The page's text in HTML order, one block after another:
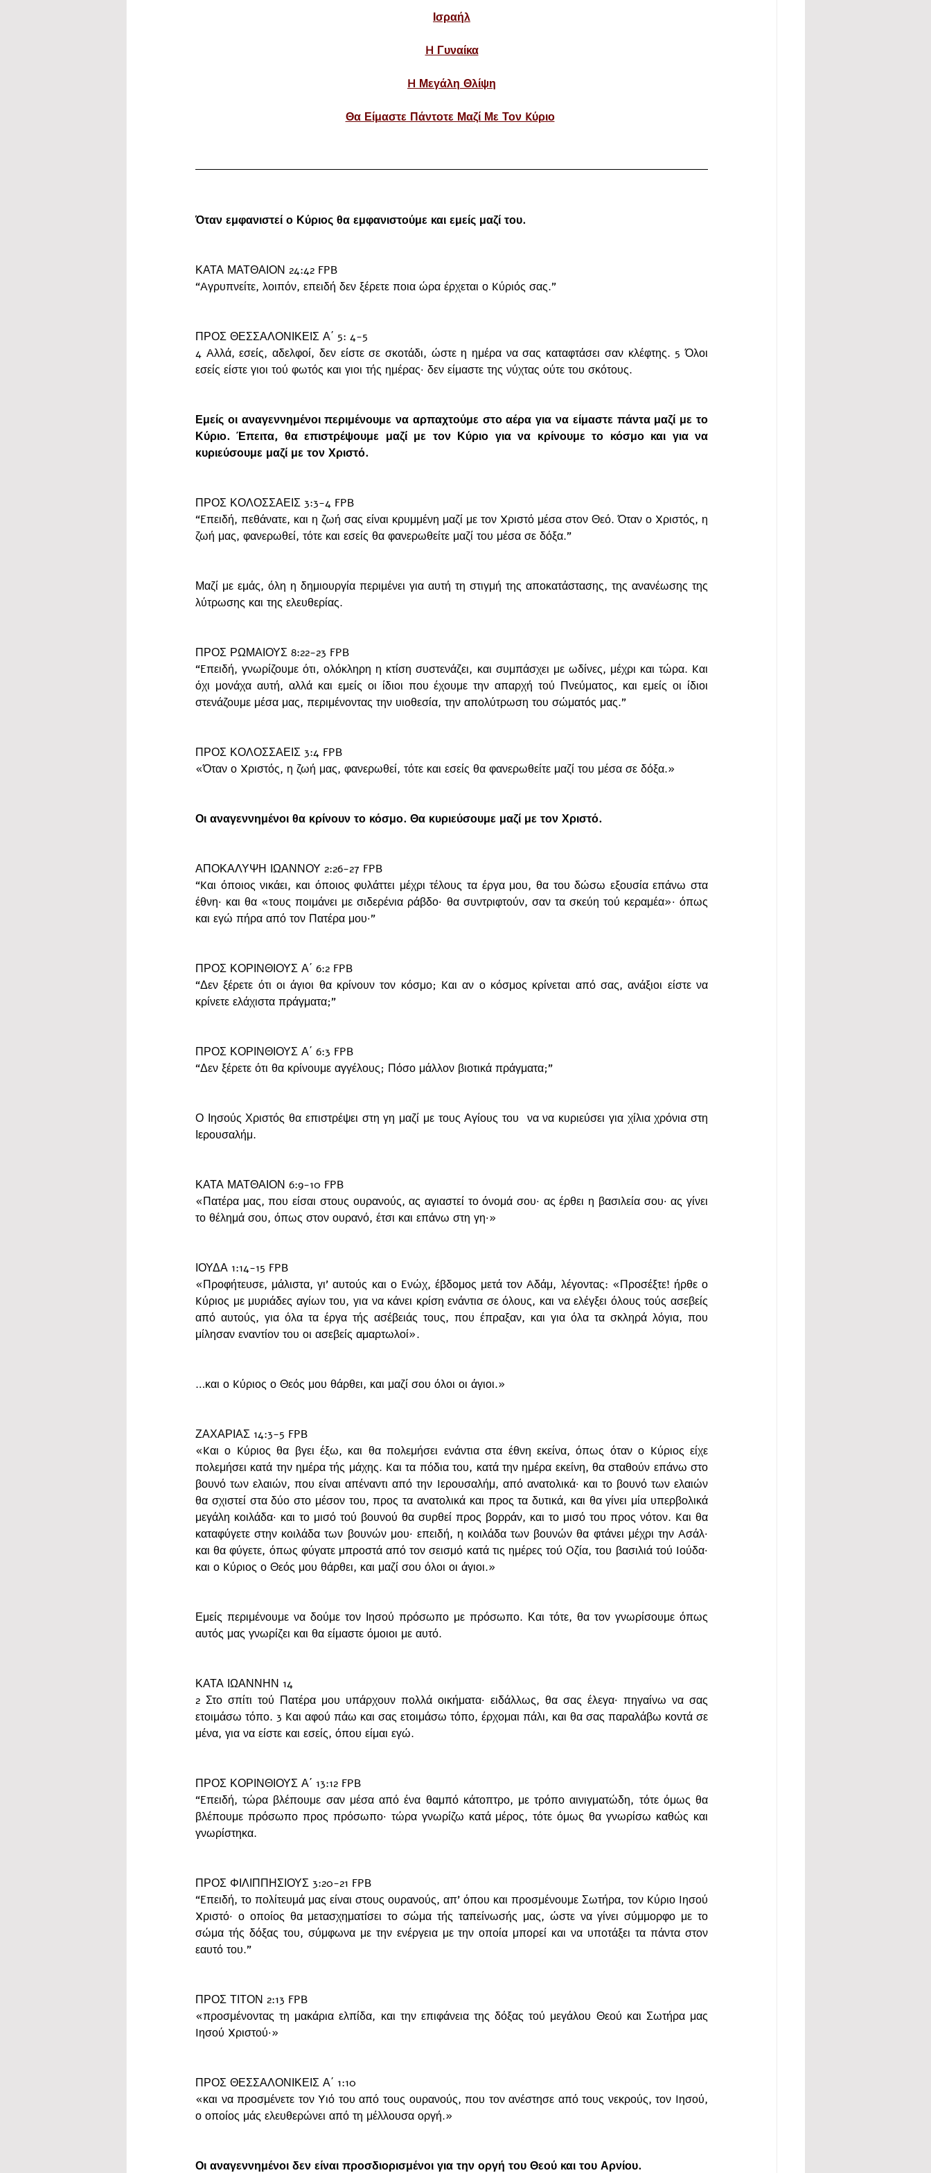
Ισραήλ
​H Γυναίκα
H Μεγάλη Θλίψη
Θα Είμαστε Πάντοτε Μαζί Με Τον Kύριο
Όταν εμφανιστεί ο Κύριος θα εμφανιστούμε και εμείς μαζί του.
ΚΑΤΑ ΜΑΤΘΑΙΟΝ 24:42 FPB
“Aγρυπνείτε, λοιπόν, επειδή δεν ξέρετε ποια ώρα έρχεται ο Kύριός σας.”
ΠΡΟΣ ΘΕΣΣΑΛΟΝΙΚΕΙΣ Α΄ 5: 4-5
4 Aλλά, εσείς, αδελφοί, δεν είστε σε σκοτάδι, ώστε η ημέρα να σας καταφτάσει σαν κλέφτης. 5 Όλοι
εσείς είστε γιοι τού φωτός και γιοι τής ημέρας· δεν είμαστε της νύχτας ούτε του σκότους.
Εμείς οι αναγεννημένοι περιμένουμε να αρπαχτούμε στο αέρα για να είμαστε πάντα μαζί με το
Κύριο. Έπειτα, θα επιστρέψουμε μαζί με τον Κύριο για να κρίνουμε το κόσμο και για να
κυριεύσουμε μαζί με τον Χριστό.
ΠΡΟΣ ΚΟΛΟΣΣΑΕΙΣ 3:3-4 FPB
“Eπειδή, πεθάνατε, και η ζωή σας είναι κρυμμένη μαζί με τον Xριστό μέσα στον Θεό. Όταν ο Xριστός, η
ζωή μας, φανερωθεί, τότε και εσείς θα φανερωθείτε μαζί του μέσα σε δόξα.”
Μαζί με εμάς, όλη η δημιουργία περιμένει για αυτή τη στιγμή της αποκατάστασης, της ανανέωσης της
λύτρωσης και της ελευθερίας.
ΠΡΟΣ ΡΩΜΑΙΟΥΣ 8:22-23 FPB
“Eπειδή, γνωρίζουμε ότι, ολόκληρη η κτίση συστενάζει, και συμπάσχει με ωδίνες, μέχρι και τώρα. Kαι
όχι μονάχα αυτή, αλλά και εμείς οι ίδιοι που έχουμε την απαρχή τού Πνεύματος, και εμείς οι ίδιοι
στενάζουμε μέσα μας, περιμένοντας την υιοθεσία, την απολύτρωση του σώματός μας.”
ΠΡΟΣ ΚΟΛΟΣΣΑΕΙΣ 3:4 FPB
«Όταν ο Xριστός, η ζωή μας, φανερωθεί, τότε και εσείς θα φανερωθείτε μαζί του μέσα σε δόξα.»
Οι αναγεννημένοι θα κρίνουν το κόσμο. Θα κυριεύσουμε μαζί με τον Χριστό.
ΑΠΟΚΑΛΥΨΗ ΙΩΑΝΝΟΥ 2:26-27 FPB
“Kαι όποιος νικάει, και όποιος φυλάττει μέχρι τέλους τα έργα μου, θα του δώσω εξουσία επάνω στα
έθνη· και θα «τους ποιμάνει με σιδερένια ράβδο· θα συντριφτούν, σαν τα σκεύη τού κεραμέα»· όπως
και εγώ πήρα από τον Πατέρα μου·”
ΠΡΟΣ ΚΟΡΙΝΘΙΟΥΣ Α΄ 6:2 FPB
“Δεν ξέρετε ότι οι άγιοι θα κρίνουν τον κόσμο; Kαι αν ο κόσμος κρίνεται από σας, ανάξιοι είστε να
κρίνετε ελάχιστα πράγματα;”
ΠΡΟΣ ΚΟΡΙΝΘΙΟΥΣ Α΄ 6:3 FPB
“Δεν ξέρετε ότι θα κρίνουμε αγγέλους; Πόσο μάλλον βιοτικά πράγματα;”
Ο Ιησούς Χριστός θα επιστρέψει στη γη μαζί με τους Αγίους του  να να κυριεύσει για χίλια χρόνια στη
Ιερουσαλήμ.
ΚΑΤΑ ΜΑΤΘΑΙΟΝ 6:9-10 FPB
«Πατέρα μας, που είσαι στους ουρανούς, ας αγιαστεί το όνομά σου· ας έρθει η βασιλεία σου· ας γίνει
το θέλημά σου, όπως στον ουρανό, έτσι και επάνω στη γη·»
ΙΟΥΔΑ 1:14-15 FPB
«Προφήτευσε, μάλιστα, γι’ αυτούς και ο Eνώχ, έβδομος μετά τον Aδάμ, λέγοντας: «Προσέξτε! ήρθε ο
Kύριος με μυριάδες αγίων του, για να κάνει κρίση ενάντια σε όλους, και να ελέγξει όλους τούς ασεβείς
από αυτούς, για όλα τα έργα τής ασέβειάς τους, που έπραξαν, και για όλα τα σκληρά λόγια, που
μίλησαν εναντίον του οι ασεβείς αμαρτωλοί».
…και ο Kύριος ο Θεός μου θάρθει, και μαζί σου όλοι οι άγιοι.»
ΖΑΧΑΡΙΑΣ 14:3-5 FPB
«Kαι ο Kύριος θα βγει έξω, και θα πολεμήσει ενάντια στα έθνη εκείνα, όπως όταν ο Kύριος είχε
πολεμήσει κατά την ημέρα τής μάχης. Kαι τα πόδια του, κατά την ημέρα εκείνη, θα σταθούν επάνω στο
βουνό των ελαιών, που είναι απέναντι από την Iερουσαλήμ, από ανατολικά· και το βουνό των ελαιών
θα σχιστεί στα δύο στο μέσον του, προς τα ανατολικά και προς τα δυτικά, και θα γίνει μία υπερβολικά
μεγάλη κοιλάδα· και το μισό τού βουνού θα συρθεί προς βορράν, και το μισό του προς νότον. Kαι θα
καταφύγετε στην κοιλάδα των βουνών μου· επειδή, η κοιλάδα των βουνών θα φτάνει μέχρι την Aσάλ·
και θα φύγετε, όπως φύγατε μπροστά από τον σεισμό κατά τις ημέρες τού Oζία, του βασιλιά τού Iούδα·
και ο Kύριος ο Θεός μου θάρθει, και μαζί σου όλοι οι άγιοι.»
Εμείς περιμένουμε να δούμε τον Ιησού πρόσωπο με πρόσωπο. Και τότε, θα τον γνωρίσουμε όπως
αυτός μας γνωρίζει και θα είμαστε όμοιοι με αυτό.
ΚΑΤΑ ΙΩΑΝΝΗΝ 14
2 Στο σπίτι τού Πατέρα μου υπάρχουν πολλά οικήματα· ειδάλλως, θα σας έλεγα· πηγαίνω να σας
ετοιμάσω τόπο. 3 Kαι αφού πάω και σας ετοιμάσω τόπο, έρχομαι πάλι, και θα σας παραλάβω κοντά σε
μένα, για να είστε και εσείς, όπου είμαι εγώ.
ΠΡΟΣ ΚΟΡΙΝΘΙΟΥΣ Α΄ 13:12 FPB
“Eπειδή, τώρα βλέπουμε σαν μέσα από ένα θαμπό κάτοπτρο, με τρόπο αινιγματώδη, τότε όμως θα
βλέπουμε πρόσωπο προς πρόσωπο· τώρα γνωρίζω κατά μέρος, τότε όμως θα γνωρίσω καθώς και
γνωρίστηκα.
ΠΡΟΣ ΦΙΛΙΠΠΗΣΙΟΥΣ 3:20-21 FPB
“Eπειδή, το πολίτευμά μας είναι στους ουρανούς, απ’ όπου και προσμένουμε Σωτήρα, τον Kύριο Iησού
Xριστό· ο οποίος θα μετασχηματίσει το σώμα τής ταπείνωσής μας, ώστε να γίνει σύμμορφο με το
σώμα τής δόξας του, σύμφωνα με την ενέργεια με την οποία μπορεί και να υποτάξει τα πάντα στον
εαυτό του.”
ΠΡΟΣ ΤΙΤΟΝ 2:13 FPB
«προσμένοντας τη μακάρια ελπίδα, και την επιφάνεια της δόξας τού μεγάλου Θεού και Σωτήρα μας
Iησού Xριστού·»
ΠΡΟΣ ΘΕΣΣΑΛΟΝΙΚΕΙΣ Α΄ 1:10
«και να προσμένετε τον Yιό του από τους ουρανούς, που τον ανέστησε από τους νεκρούς, τον Iησού,
ο οποίος μάς ελευθερώνει από τη μέλλουσα οργή.»
Οι αναγεννημένοι δεν είναι προσδιορισμένοι για την οργή του Θεού και του Αρνίου.